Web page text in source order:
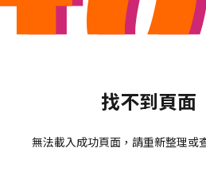
找不到頁面
無法載入成功頁面，請重新整理或